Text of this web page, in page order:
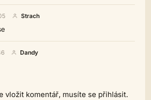
Strach
Dandy
vložit komentář, musíte se přihlásit.